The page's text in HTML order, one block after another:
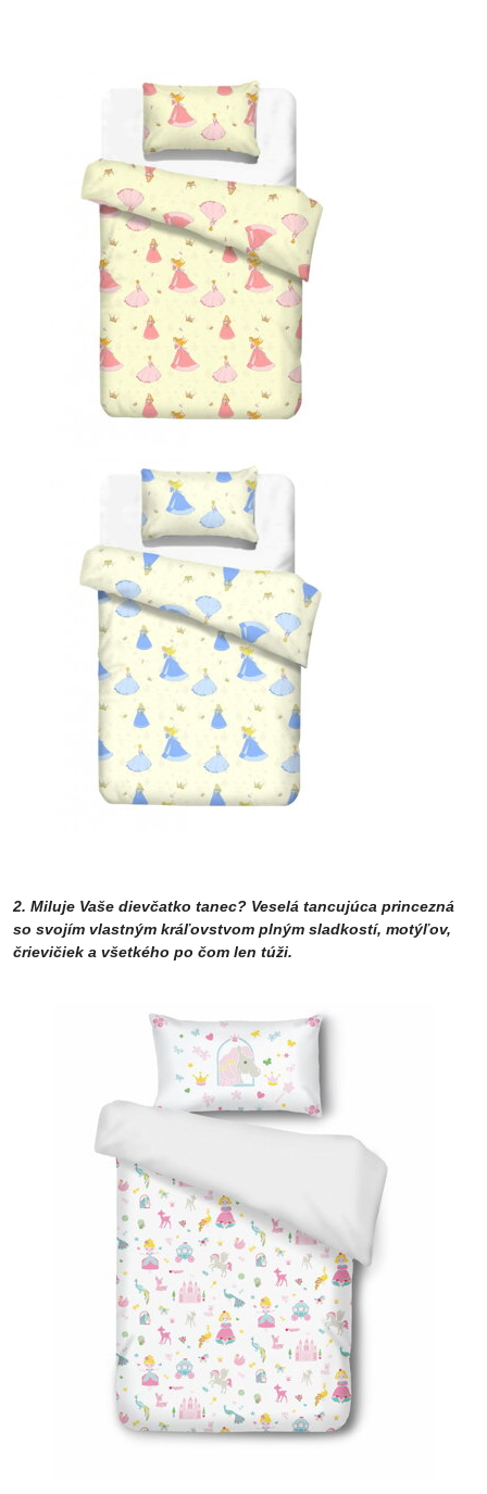
2. Miluje Vaše dievčatko tanec? Veselá tancujúca princezná
so svojím vlastným kráľovstvom plným sladkostí, motýľov,
črievičiek a všetkého po čom len túži.